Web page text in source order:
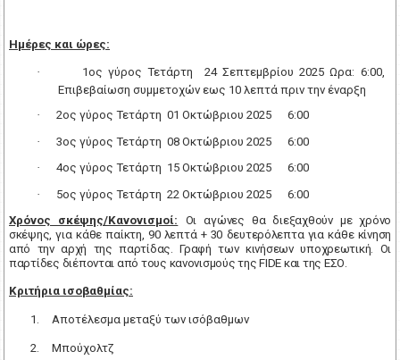
Ημέρες και ώρες:
· 1ος γύρος Τετάρτη
24 Σεπτεμβρίου 2025 Ωρα: 6:00,
Επιβεβαίωσησυμμετοχών εως 10 λεπτά πριν την έναρξη
·
2ος γύρος Τετάρτη 01 Οκτώβριου 2025
6:00
·
3ος γύρος Τετάρτη 08 Οκτώβριου 2025
6:00
·
4ος γύρος Τετάρτη 15 Οκτώβριου 2025
6:00
·
5ος γύρος Τετάρτη 22 Οκτώβριου 2025
6:00
Χρόνος σκέψης/Κανονισμοί:
Οι αγώνες θα διεξαχθούν με χρόνο
σκέψης, για κάθε παίκτη, 90 λεπτά + 30 δευτερόλεπτα για κάθε κίνηση
από την αρχή της παρτίδας. Γραφή των κινήσεων υποχρεωτική. Οι
παρτίδες διέπονται από τους κανονισμούς τηςFIDE και της ΕΣΟ.
Κριτήρια ισοβαθμίας:
1. Αποτέλεσμα μεταξύ των ισόβαθμων
2. Μπούχολτζ